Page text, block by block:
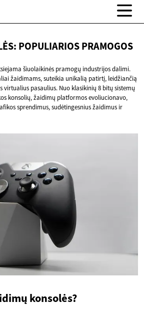
POPULIARIOSPRAMOGOS
šiuolaikinės pramogų industrijos dalimi.
žaidimams, suteikia unikalią patirtį, leidžiančią
virtualius pasaulius. Nuo klasikinių 8 bitų sistemų
konsolių, žaidimų platformos evoliucionavo,
sprendimus, sudėtingesnius žaidimus ir
konsolės?